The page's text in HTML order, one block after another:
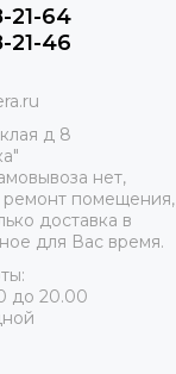
21-64
21-46
д 8
нет,
помещения,
доставка в
для Вас время.
до 20.00